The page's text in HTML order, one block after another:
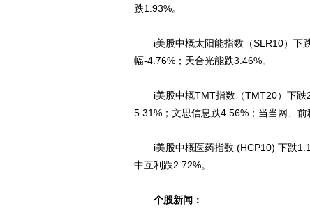
跌1.93%。
i美股中概太阳能指数（SLR10）下
幅-4.76%；天合光能跌3.46%。
i美股中概TMT指数（TMT20）下跌
5.31%；文思信息跌4.56%；当当网、
i美股中概医药指数 (HCP10) 下跌
中互利跌2.72%。
个股新闻：